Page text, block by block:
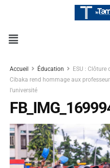
Accueil Éducation
ESU : Clôture
Cibaka rend hommage aux
l’université